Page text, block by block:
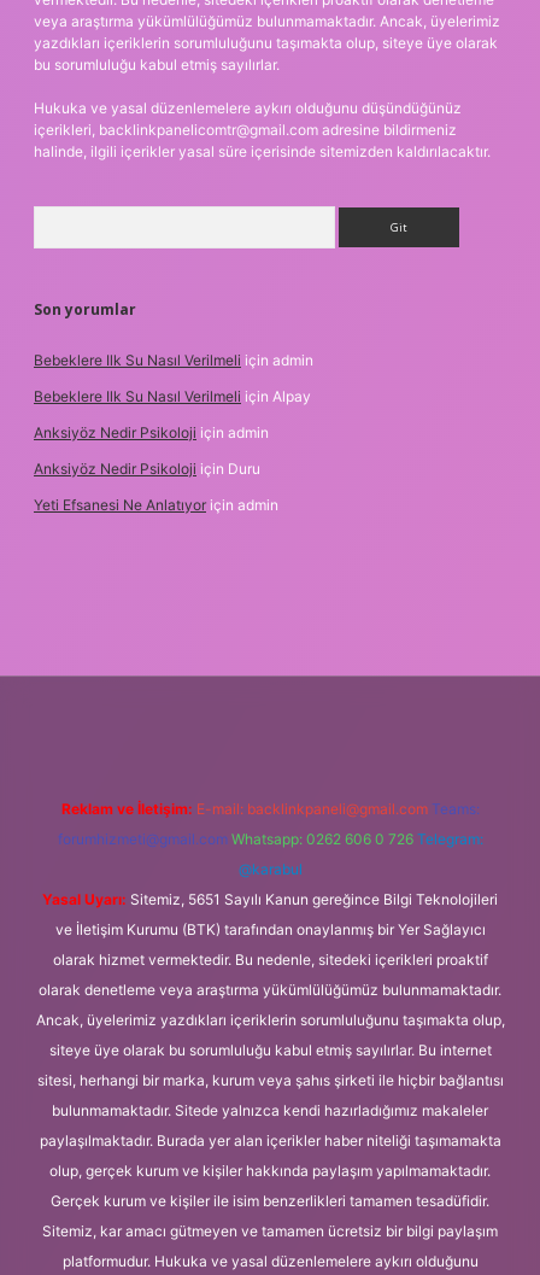
veya araştırma yükümlülüğümüz bulunmamaktadır. Ancak, üyelerimiz
yazdıkları içeriklerin sorumluluğunu taşımakta olup, siteye üye olarak
bu sorumluluğu kabul etmiş sayılırlar.
Hukuka ve yasal düzenlemelere aykırı olduğunu düşündüğünüz
içerikleri, backlinkpanelicomtr@gmail.com adresine bildirmeniz
halinde, ilgili içerikler yasal süre içerisinde sitemizden kaldırılacaktır.
Son yorumlar
Bebeklere Ilk Su Nasıl Verilmeli için admin
Bebeklere Ilk Su Nasıl Verilmeli için Alpay
Anksiyöz Nedir Psikoloji için admin
Anksiyöz Nedir Psikoloji için Duru
Yeti Efsanesi Ne Anlatıyor için admin
Reklam ve İletişim: E-mail: backlinkpaneli@gmail.com Teams:
forumhizmeti@gmail.com Whatsapp: 0262 606 0 726 Telegram:
@karabul
Yasal Uyarı: Sitemiz, 5651 Sayılı Kanun gereğince Bilgi Teknolojileri
ve İletişim Kurumu (BTK) tarafından onaylanmış bir Yer Sağlayıcı
olarak hizmet vermektedir. Bu nedenle, sitedeki içerikleri proaktif
olarak denetleme veya araştırma yükümlülüğümüz bulunmamaktadır.
Ancak, üyelerimiz yazdıkları içeriklerin sorumluluğunu taşımakta olup,
siteye üye olarak bu sorumluluğu kabul etmiş sayılırlar. Bu internet
sitesi, herhangi bir marka, kurum veya şahıs şirketi ile hiçbir bağlantısı
bulunmamaktadır. Sitede yalnızca kendi hazırladığımız makaleler
paylaşılmaktadır. Burada yer alan içerikler haber niteliği taşımamakta
olup, gerçek kurum ve kişiler hakkında paylaşım yapılmamaktadır.
Gerçek kurum ve kişiler ile isim benzerlikleri tamamen tesadüfidir.
Sitemiz, kar amacı gütmeyen ve tamamen ücretsiz bir bilgi paylaşım
platformudur. Hukuka ve yasal düzenlemelere aykırı olduğunu